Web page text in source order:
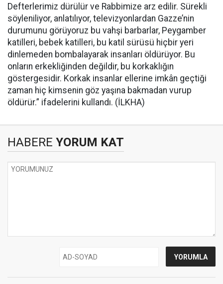
Defterlerimiz dürülür ve Rabbimize arz edilir. Sürekli
söyleniliyor, anlatılıyor, televizyonlardan Gazze’nin
durumunu görüyoruz bu vahşi barbarlar, Peygamber
katilleri, bebek katilleri, bu katil sürüsü hiçbir yeri
dinlemeden bombalayarak insanları öldürüyor. Bu
onların erkekliğinden değildir, bu korkaklığın
göstergesidir. Korkak insanlar ellerine imkân geçtiği
zaman hiç kimsenin göz yaşına bakmadan vurup
öldürür.” ifadelerini kullandı. (İLKHA)
HABERE YORUM KAT